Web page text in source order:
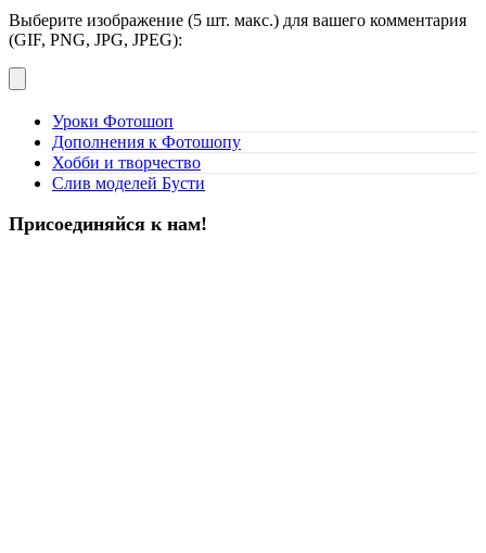
Выберите изображение (5 шт. макс.) для вашего комментария
(GIF, PNG, JPG, JPEG):
Уроки Фотошоп
Дополнения к Фотошопу
Хобби и творчество
Слив моделей Бусти
Присоединяйся к нам!